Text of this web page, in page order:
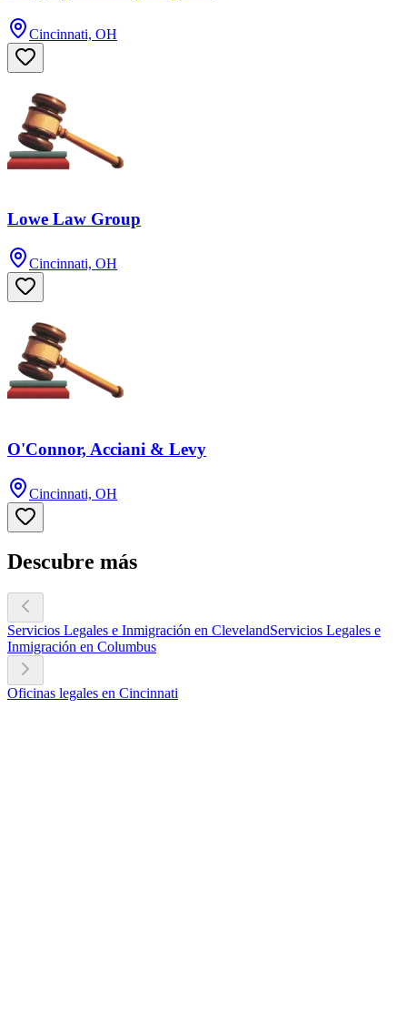
Cincinnati, OH
Lowe Law Group
Cincinnati, OH
O'Connor, Acciani & Levy
Cincinnati, OH
Descubre más
Servicios Legales e Inmigración en ClevelandServicios Legales e
Inmigración en Columbus
Oficinas legales en Cincinnati